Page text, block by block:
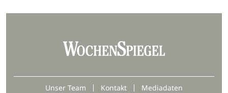
Unser Team Kontakt Mediadaten